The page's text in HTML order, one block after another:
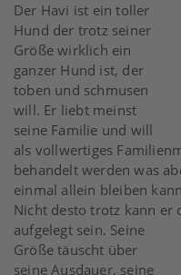
Der Havi ist ein toller
Hund der trotz seiner
Größe wirklich ein
ganzer Hund ist, der
toben und schmusen
will. Er liebt meinst
seine Familie und will
als vollwertiges
behandelt werden was
einmal allein bleiben
Nicht desto trotz kann er
aufgelegt sein. Seine
Größe täuscht über
seine Ausdauer, seine